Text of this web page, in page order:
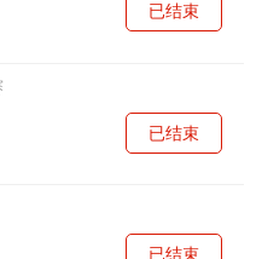
已结束
已结束
已结束